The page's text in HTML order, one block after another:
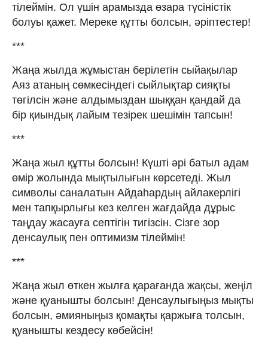
тілеймін. Ол үшін арамызда өзара түсіністік
болуы қажет. Мереке құтты болсын, әріптестер!
***
Жаңа жылда жұмыстан берілетін сыйақылар
Аяз атаның сөмкесіндегі сыйлықтар сияқты
төгілсін және алдымыздан шыққан қандай да
бір қиындық лайым тезірек шешімін тапсын!
***
Жаңа жыл құтты болсын! Күшті әрі батыл адам
өмір жолында мықтылығын көрсетеді. Жыл
символы саналатын Айдаһардың айлакерлігі
мен тапқырлығы кез келген жағдайда дұрыс
таңдау жасауға септігін тигізсін. Сізге зор
денсаулық пен оптимизм тілеймін!
***
Жаңа жыл өткен жылға қарағанда жақсы, жеңіл
және қуанышты болсын! Денсаулығыңыз мықты
болсын, әмияныңыз қомақты қаржыға толсын,
қуанышты кездесу көбейсін!